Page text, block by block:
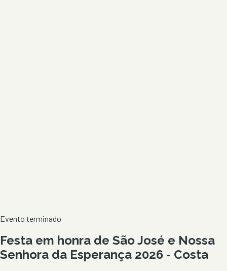
Evento terminado
Festa em honra de São José e Nossa
Senhora da Esperança 2026 - Costa